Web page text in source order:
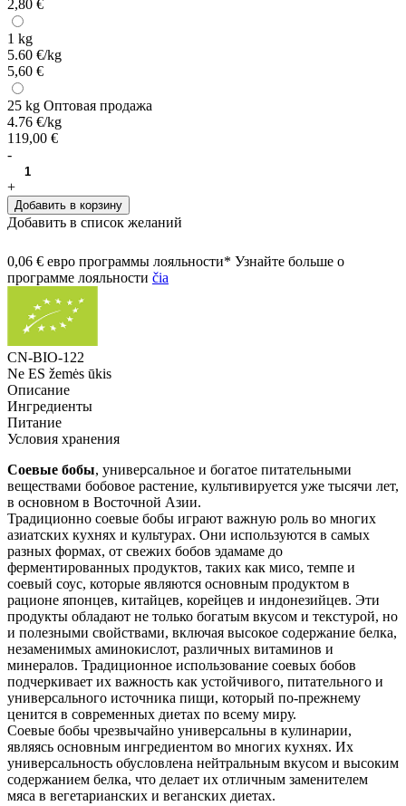
2,80 €
1 kg
5.60 €/kg
5,60 €
25 kg Оптовая продажа
4.76 €/kg
119,00 €
-
+
Добавить в корзину
Добавить в список желаний
0,06 € евро программы лояльности* Узнайте больше о
программе лояльности čia
CN-BIO-122
Ne ES žemės ūkis
Описание
Ингредиенты
Питание
Условия хранения
Соевые бобы, универсальное и богатое питательными
веществами бобовое растение, культивируется уже тысячи лет,
в основном в Восточной Азии.
Традиционно соевые бобы играют важную роль во многих
азиатских кухнях и культурах. Они используются в самых
разных формах, от свежих бобов эдамаме до
ферментированных продуктов, таких как мисо, темпе и
соевый соус, которые являются основным продуктом в
рационе японцев, китайцев, корейцев и индонезийцев. Эти
продукты обладают не только богатым вкусом и текстурой, но
и полезными свойствами, включая высокое содержание белка,
незаменимых аминокислот, различных витаминов и
минералов. Традиционное использование соевых бобов
подчеркивает их важность как устойчивого, питательного и
универсального источника пищи, который по-прежнему
ценится в современных диетах по всему миру.
Соевые бобы чрезвычайно универсальны в кулинарии,
являясь основным ингредиентом во многих кухнях. Их
универсальность обусловлена нейтральным вкусом и высоким
содержанием белка, что делает их отличным заменителем
мяса в вегетарианских и веганских диетах.